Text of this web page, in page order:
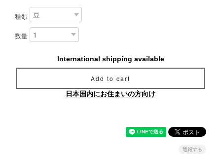
種類
数量
International shipping available
Add to cart
日本国内にお住まいの方向け
通報する